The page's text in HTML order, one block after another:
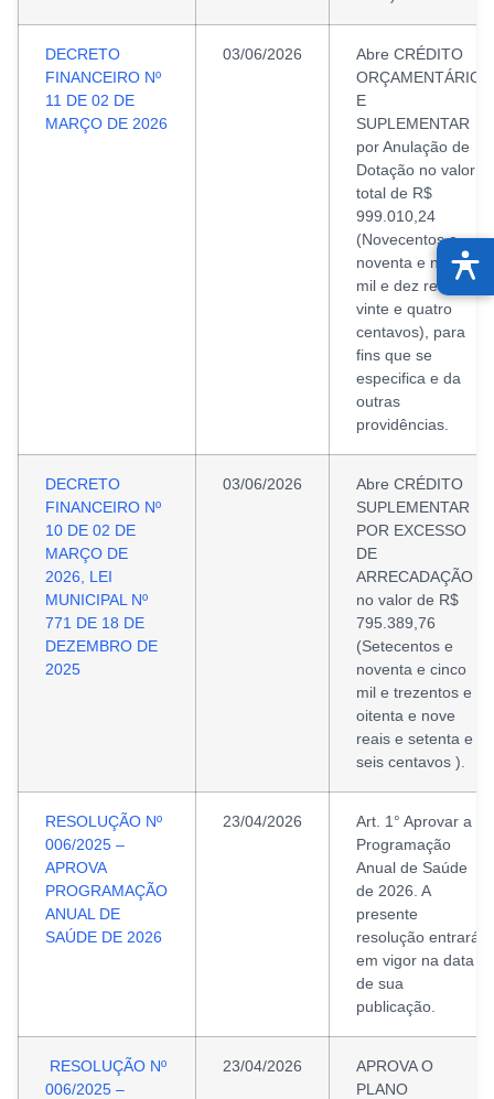
DECRETO
FINANCEIRO Nº
11 DE 02 DE
MARÇO DE 2026
03/06/2026
Abre CRÉDITO
ORÇAMENTÁRIO
E
SUPLEMENTAR
por Anulação de
Dotação no valor
total de R$
999.010,24
(Novecentos e
noventa e nove
mil e dez reais e
vinte e quatro
centavos), para
fins que se
especifica e da
outras
providências.
DECRETO
FINANCEIRO Nº
10 DE 02 DE
MARÇO DE
2026, LEI
MUNICIPAL Nº
771 DE 18 DE
DEZEMBRO DE
2025
03/06/2026
Abre CRÉDITO
SUPLEMENTAR
POR EXCESSO
DE
ARRECADAÇÃO
no valor de R$
795.389,76
(Setecentos e
noventa e cinco
mil e trezentos e
oitenta e nove
reais e setenta e
seis centavos ).
RESOLUÇÃO Nº
006/2025 –
APROVA
PROGRAMAÇÃO
ANUAL DE
SAÚDE DE 2026
23/04/2026
Art. 1° Aprovar a
Programação
Anual de Saúde
de 2026. A
presente
resolução entrará
em vigor na data
de sua
publicação.
RESOLUÇÃO Nº
006/2025 –
23/04/2026
APROVA O
PLANO